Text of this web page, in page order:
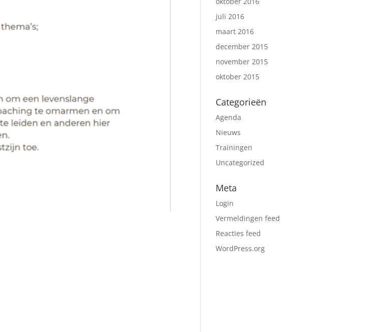
juli 2016
maart 2016
december 2015
november 2015
oktober 2015
Categorieën
Agenda
Nieuws
Trainingen
Uncategorized
Meta
Login
Vermeldingen feed
Reacties feed
WordPress.org